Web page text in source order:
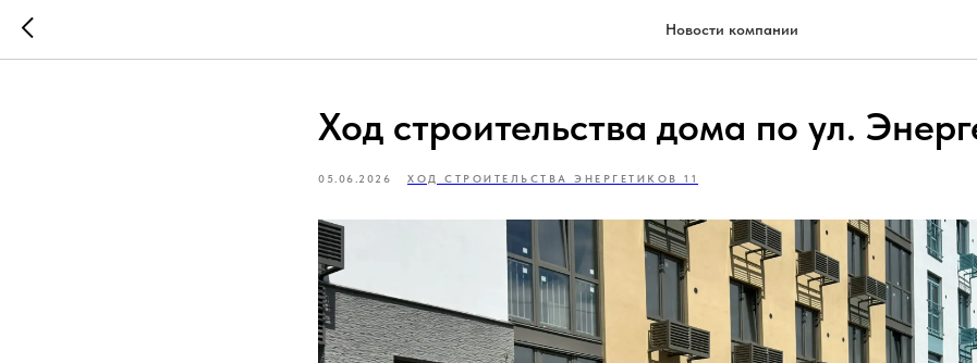
Новости компании
Ход строительства дома по ул.
05.06.2026 ХОД СТРОИТЕЛЬСТВА ЭНЕРГЕТИКОВ 11